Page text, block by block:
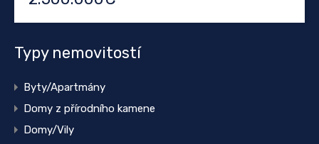
Typy nemovitostí
Byty/Apartmány
Domy z přírodního kamene
Domy/Vily